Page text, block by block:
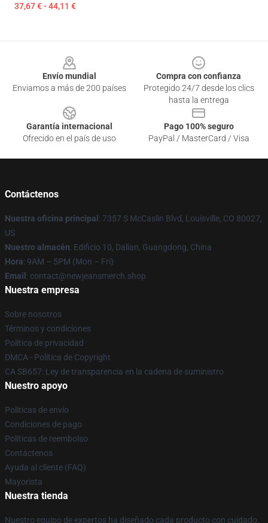
37,67 € - 44,11 €
Envío mundial
Enviamos a más de 200 países
Compra con confianza
Protegido 24/7 desde los clics
hasta la entrega
Garantía internacional
Ofrecido en el país de uso
Pago 100% seguro
PayPal / MasterCard / Visa
Contáctenos
Nuestra oficina principal : 7357 S McCaslin Blvd, Louisville, CO 80027,
US
Nuestro almacén: Edificio 10, Dalian, Guangdong, China
Hora: 9AM – 5PM (Mon – Fri)
Email : contact@newjeansmerch.shop
Nuestra empresa
Sobre nosotros
Términos y condiciones
Política de privacidad
DMCA - Política de Copyright
CA SB657: Ley de transparencia en la cadena de suministro
Nuestro apoyo
Políticas de envío
Condiciones de pago
Políticas de reembolso
Contáctenos
Ayuda al cliente (FAQ)
Mayorista
Nuestra tienda
Nuestro equipo de expertos ha diseñado cada producto con cuidado.